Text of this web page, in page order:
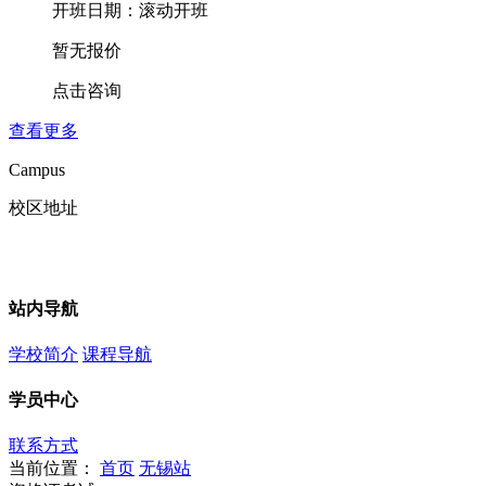
开班日期：滚动开班
暂无报价
点击咨询
查看更多
Campus
校区地址
站内导航
学校简介 课程导航
学员中心
联系方式
当前位置：
首页 无锡站